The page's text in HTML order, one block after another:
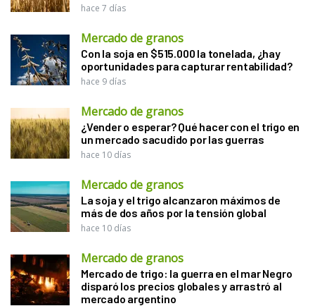
hace 7 días
Mercado de granos
Con la soja en $515.000 la tonelada, ¿hay
oportunidades para capturar rentabilidad?
hace 9 días
Mercado de granos
¿Vender o esperar? Qué hacer con el trigo en
un mercado sacudido por las guerras
hace 10 días
Mercado de granos
La soja y el trigo alcanzaron máximos de
más de dos años por la tensión global
hace 10 días
Mercado de granos
Mercado de trigo: la guerra en el mar Negro
disparó los precios globales y arrastró al
mercado argentino